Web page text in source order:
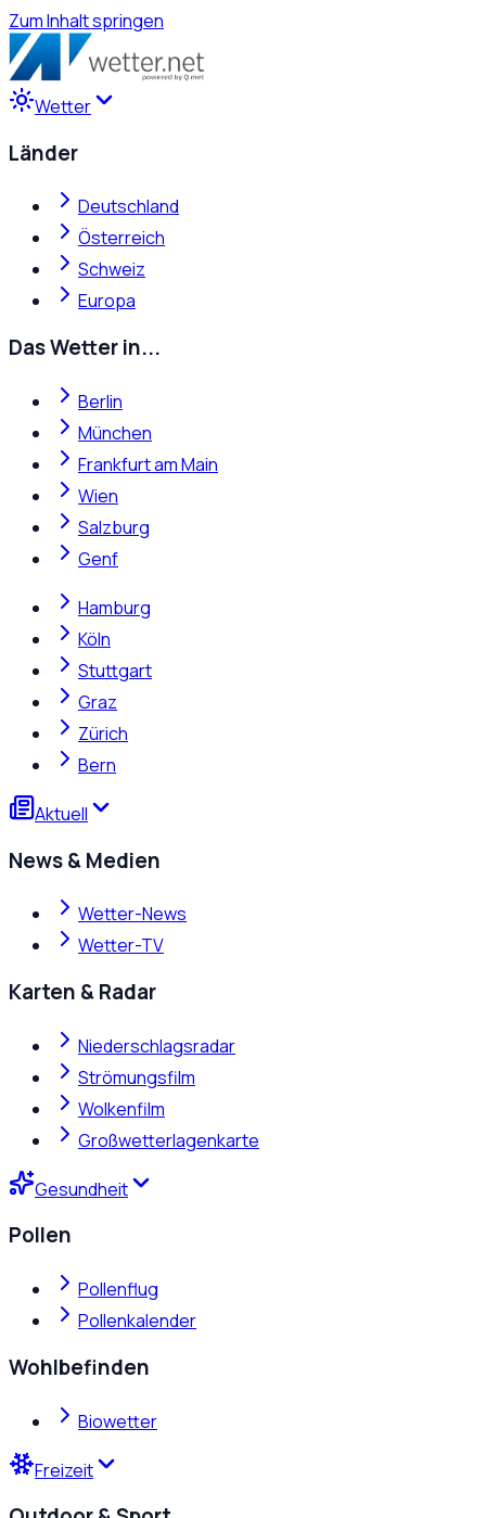
Zum Inhalt springen
Wetter
Länder
Deutschland
Österreich
Schweiz
Europa
Das Wetter in...
Berlin
München
Frankfurt am Main
Wien
Salzburg
Genf
Hamburg
Köln
Stuttgart
Graz
Zürich
Bern
Aktuell
News & Medien
Wetter-News
Wetter-TV
Karten & Radar
Niederschlagsradar
Strömungsfilm
Wolkenfilm
Großwetterlagenkarte
Gesundheit
Pollen
Pollenflug
Pollenkalender
Wohlbefinden
Biowetter
Freizeit